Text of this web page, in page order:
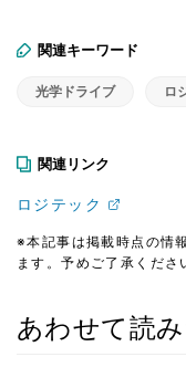
関連キーワード
光学ドライブ ロ
関連リンク
ロジテック
※本記事は掲載時点の情
ます。予めご了承くださ
あわせて読